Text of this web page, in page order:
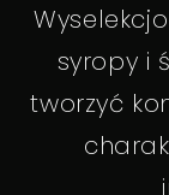
syropy i
tworzyć